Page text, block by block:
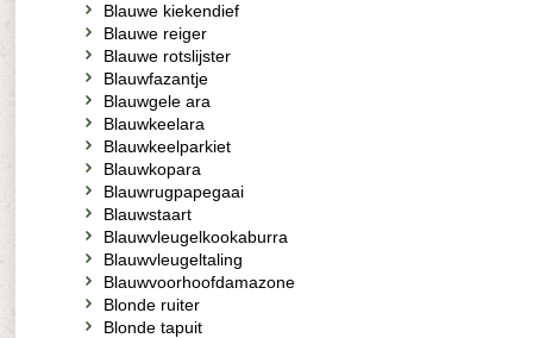
Blauwe kiekendief
Blauwe reiger
Blauwe rotslijster
Blauwfazantje
Blauwgele ara
Blauwkeelara
Blauwkeelparkiet
Blauwkopara
Blauwrugpapegaai
Blauwstaart
Blauwvleugelkookaburra
Blauwvleugeltaling
Blauwvoorhoofdamazone
Blonde ruiter
Blonde tapuit